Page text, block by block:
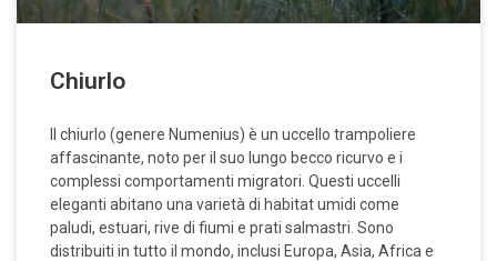
Chiurlo
Il chiurlo (genere Numenius) è un uccello trampoliere
affascinante, noto per il suo lungo becco ricurvo e i
complessi comportamenti migratori. Questi uccelli
eleganti abitano una varietà di habitat umidi come
paludi, estuari, rive di fiumi e prati salmastri. Sono
distribuiti in tutto il mondo, inclusi Europa, Asia, Africa e